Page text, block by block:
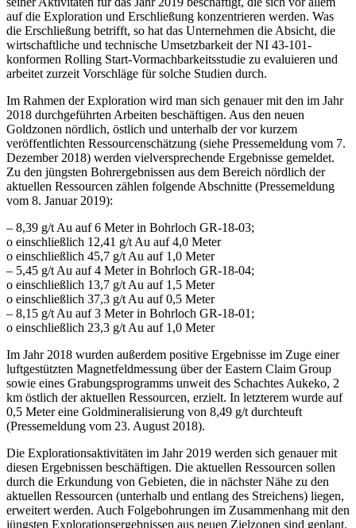
auf die Exploration und Erschließung konzentrieren werden. Was
die Erschließung betrifft, so hat das Unternehmen die Absicht, die
wirtschaftliche und technische Umsetzbarkeit der NI 43-101-
konformen Rolling Start-Vormachbarkeitsstudie zu evaluieren und
arbeitet zurzeit Vorschläge für solche Studien durch.
Im Rahmen der Exploration wird man sich genauer mit den im Jahr
2018 durchgeführten Arbeiten beschäftigen. Aus den neuen
Goldzonen nördlich, östlich und unterhalb der vor kurzem
veröffentlichten Ressourcenschätzung (siehe Pressemeldung vom 7.
Dezember 2018) werden vielversprechende Ergebnisse gemeldet.
Zu den jüngsten Bohrergebnissen aus dem Bereich nördlich der
aktuellen Ressourcen zählen folgende Abschnitte (Pressemeldung
vom 8. Januar 2019):
– 8,39 g/t Au auf 6 Meter in Bohrloch GR-18-03;
o einschließlich 12,41 g/t Au auf 4,0 Meter
o einschließlich 45,7 g/t Au auf 1,0 Meter
– 5,45 g/t Au auf 4 Meter in Bohrloch GR-18-04;
o einschließlich 13,7 g/t Au auf 1,5 Meter
o einschließlich 37,3 g/t Au auf 0,5 Meter
– 8,15 g/t Au auf 3 Meter in Bohrloch GR-18-01;
o einschließlich 23,3 g/t Au auf 1,0 Meter
Im Jahr 2018 wurden außerdem positive Ergebnisse im Zuge einer
luftgestützten Magnetfeldmessung über der Eastern Claim Group
sowie eines Grabungsprogramms unweit des Schachtes Aukeko, 2
km östlich der aktuellen Ressourcen, erzielt. In letzterem wurde auf
0,5 Meter eine Goldmineralisierung von 8,49 g/t durchteuft
(Pressemeldung vom 23. August 2018).
Die Explorationsaktivitäten im Jahr 2019 werden sich genauer mit
diesen Ergebnissen beschäftigen. Die aktuellen Ressourcen sollen
durch die Erkundung von Gebieten, die in nächster Nähe zu den
aktuellen Ressourcen (unterhalb und entlang des Streichens) liegen,
erweitert werden. Auch Folgebohrungen im Zusammenhang mit den
jüngsten Explorationsergebnissen aus neuen Zielzonen sind geplant.